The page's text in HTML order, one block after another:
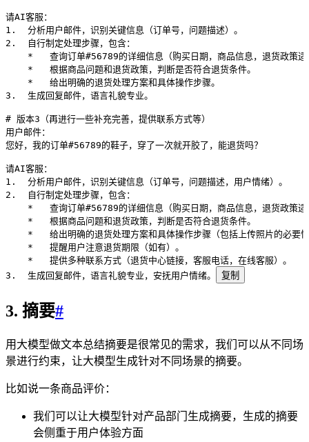
请AI客服：
1.  分析用户邮件，识别关键信息（订单号，问题描述）。
2.  自行制定处理步骤，包含：
*   查询订单#56789的详细信息（购买日期，商品信息，退货政策适
    *   根据商品问题和退货政策，判断是否符合退货条件。
    *   给出明确的退货处理方案和具体操作步骤。
3.  生成回复邮件，语言礼貌专业。
# 版本3（再进行一些补充完善，提供联系方式等）
用户邮件：
您好，我的订单#56789的鞋子，穿了一次就开胶了，能退货吗？
请AI客服：
1.  分析用户邮件，识别关键信息（订单号，问题描述，用户情绪）。
2.  自行制定处理步骤，包含：
*   查询订单#56789的详细信息（购买日期，商品信息，退货政策适
    *   根据商品问题和退货政策，判断是否符合退货条件。
*   给出明确的退货处理方案和具体操作步骤（包括上传照片的必要
    *   提醒用户注意退货期限（如有）。
    *   提供多种联系方式（退货中心链接，客服电话，在线客服）。
3.  生成回复邮件，语言礼貌专业，安抚用户情绪。
复制
3. 摘要#
用大模型做文本总结摘要是很常见的需求，我们可以从不同场
景进行约束，让大模型生成针对不同场景的摘要。
比如说一条商品评价：
我们可以让大模型针对产品部门生成摘要，生成的摘要
会侧重于用户体验方面